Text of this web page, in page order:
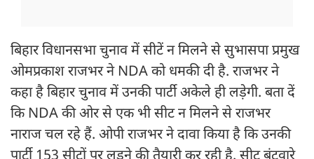
बिहार विधानसभा चुनाव में सीटें न मिलने से सुभासपा प्रमुख
ओमप्रकाश राजभर ने NDA को धमकी दी है. राजभर ने
कहा है बिहार चुनाव में उनकी पार्टी अकेले ही लड़ेगी. बता दें
कि NDA की ओर से एक भी सीट न मिलने से राजभर
नाराज चल रहे हैं. ओपी राजभर ने दावा किया है कि उनकी